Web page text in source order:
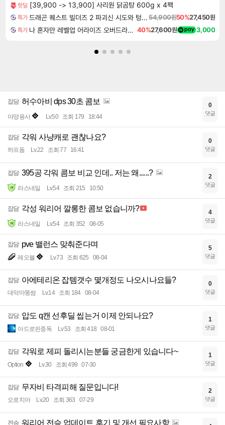
핫딜 [39,900 -> 13,900] 사리원 닭곰탕 600g x 4팩
특가 드래곤 퀘스트 빌더즈 2 파괴신 시도와 텅 빈 섬 Dragon Quest Builders 254,900원50%27,450원
특가 나 혼자만 레벨업 어라이즈 오버드라이브 Solo Leveling Arise 40%27,600원 3,000
잡담 허수아비 dps 30초 콤보
야먕용사 Lv.50 조회 179 18:44
0
댓글
잡담 각워 사냥캐로 괜찮나요?
하프돔 Lv.22 조회 77 16:41
0
댓글
잡담 395공 각워 콤보 비교 인데.. 저는 왜......?
라스네일 Lv.54 조회 215 10:50
2
댓글
잡담 각성 워리어 깔롱한 콤보 없습니까?
라스네일 Lv.54 조회 352 08-05
4
댓글
잡담 pve 밸런스 맞춰준다며
레오블 Lv.73 조회 625 08-04
5
댓글
잡담 아에테리온 잡템갯수 몇개정도 나오시나요들?
대악마똥쌈 Lv.14 조회 184 08-04
0
댓글
잡담 압도 q캔 선후딜 씹는거 이제 안되나요?
아드로핀중독 Lv.53 조회 418 08-01
1
댓글
잡담 각워로 제피 돌리시는분들 궁금한게 있습니다~
Option Lv.30 조회 499 07-30
1
댓글
잡담 무자비 타격피해 질문입니다!
오로치아 Lv.20 조회 363 07-29
2
댓글
전승 워리어 전승 업데이트 후기 및 개선 필요사항